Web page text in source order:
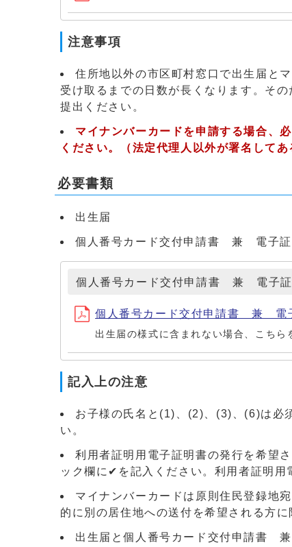
注意事項
住所地以外の市区町村窓口で出生届と
受け取るまでの日数が長くなります。そ
提出ください。
マイナンバーカードを申請する場合、
ください。（法定代理人以外が署名して
必要書類
出生届
個人番号カード交付申請書 兼 電子証
個人番号カード交付申請書 兼 電子証
個人番号カード交付申請書 兼 電
出生届の様式に含まれない場合、こちら
記入上の注意
お子様の氏名と(1)、(2)、(3)、(6)は必
い。
利用者証明用電子証明書の発行を希望
ック欄に✔を記入ください。利用者証明用
マイナンバーカードは原則住民登録地
的に別の居住地への送付を希望される方
出生届と個人番号カード交付申請書